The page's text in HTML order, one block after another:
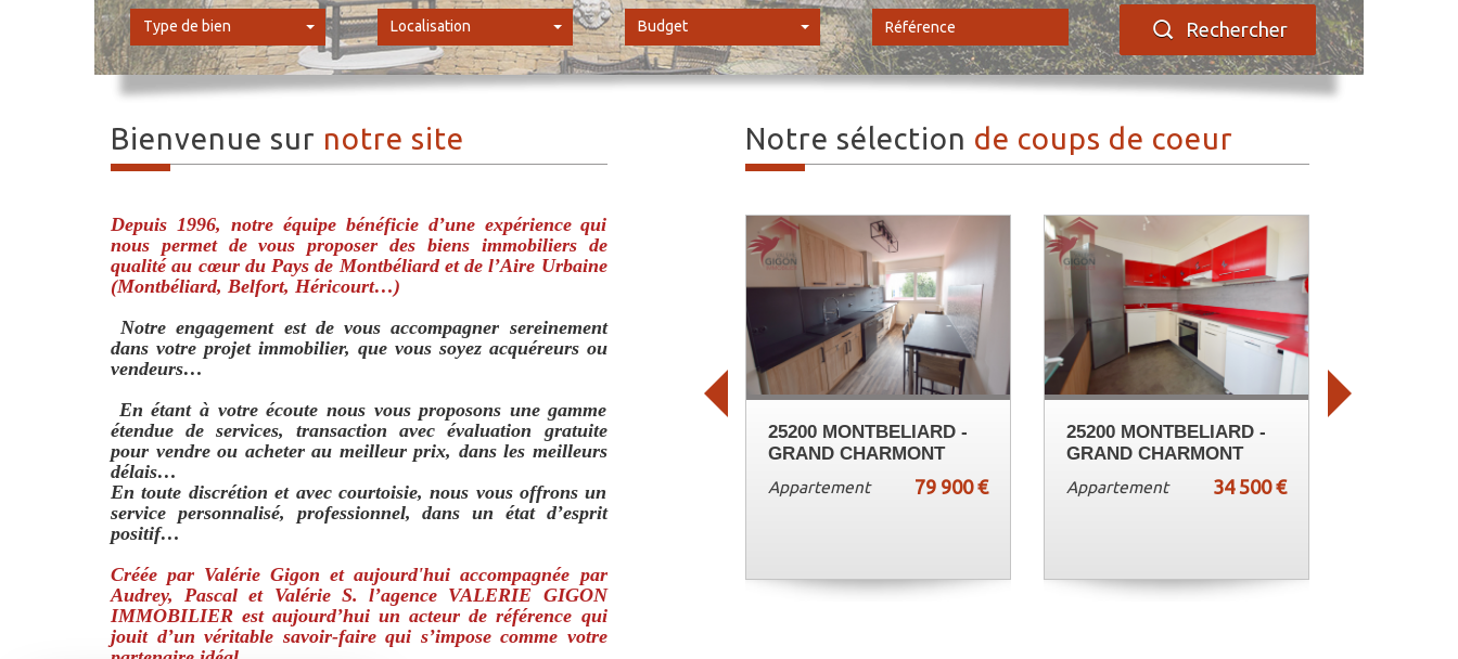
Type de bien Localisation Budget Rechercher
Bienvenue sur notre site
Depuis 1996, notre équipe bénéficie d’une expérience qui
nous permet de vous proposer des biens immobiliers de
qualité au cœur du Pays de Montbéliard et de l’Aire Urbaine
(Montbéliard, Belfort, Héricourt…)
Notre engagement est de vous accompagner sereinement
dans votre projet immobilier, que vous soyez acquéreurs ou
vendeurs…
En étant à votre écoute nous vous proposons une gamme
étendue de services, transaction avec évaluation gratuite
pour vendre ou acheter au meilleur prix, dans les meilleurs
délais…
En toute discrétion et avec courtoisie, nous vous offrons un
service personnalisé, professionnel, dans un état d’esprit
positif…
Créée par Valérie Gigon et aujourd'hui accompagnée par
Audrey, Pascal et Valérie S. l’agence VALERIE GIGON
IMMOBILIER est aujourd’hui un acteur de référence qui
jouit d’un véritable savoir-faire qui s’impose comme votre
Notre sélection de coups de coeur
25200 MONTBELIARD -
GRAND CHARMONT
Appartement 79 900 €
25200 MONTBELIARD -
GRAND CHARMONT
Appartement 34 500 €